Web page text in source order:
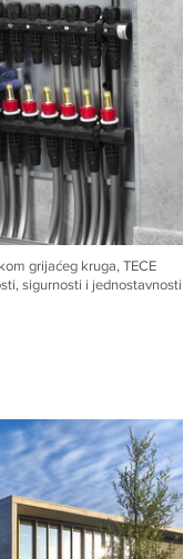
grijaćeg kruga,TECE
sigurnosti i jednostavnosti